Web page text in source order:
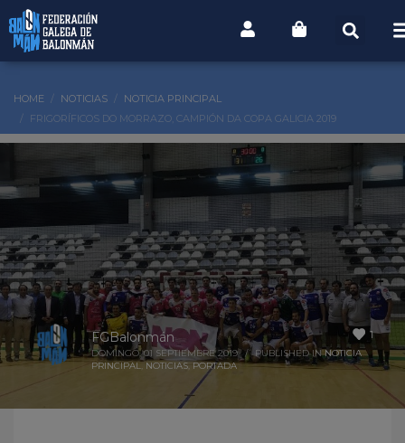
HOME NOTICIAS
NOTICIA PRINCIPAL
FRIGORÍFICOS DO MORRAZO, CAMPIÓN DA COPA GALICIA 2019
1
FGBalonmán
DOMINGO, 01 SEPTIEMBRE 2019 / PUBLISHED INNOTICIA
PRINCIPAL,NOTICIAS, PORTADA